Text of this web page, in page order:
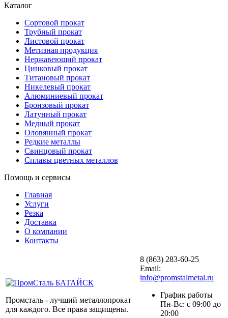
Каталог
Сортовой прокат
Трубный прокат
Листовой прокат
Метизная продукция
Нержавеющий прокат
Цинковый прокат
Титановый прокат
Никелевый прокат
Алюминиевый прокат
Бронзовый прокат
Латунный прокат
Медный прокат
Оловянный прокат
Редкие металлы
Свинцовый прокат
Сплавы цветных металлов
Помощь и сервисы
Главная
Услуги
Резка
Доставка
О компании
Контакты
Промсталь - лучший металлопрокат
для каждого. Все права защищены.
8 (863) 283-60-25
Email:
info@promstalmetal.ru
График работы
Пн-Вс: с 09:00 до
20:00